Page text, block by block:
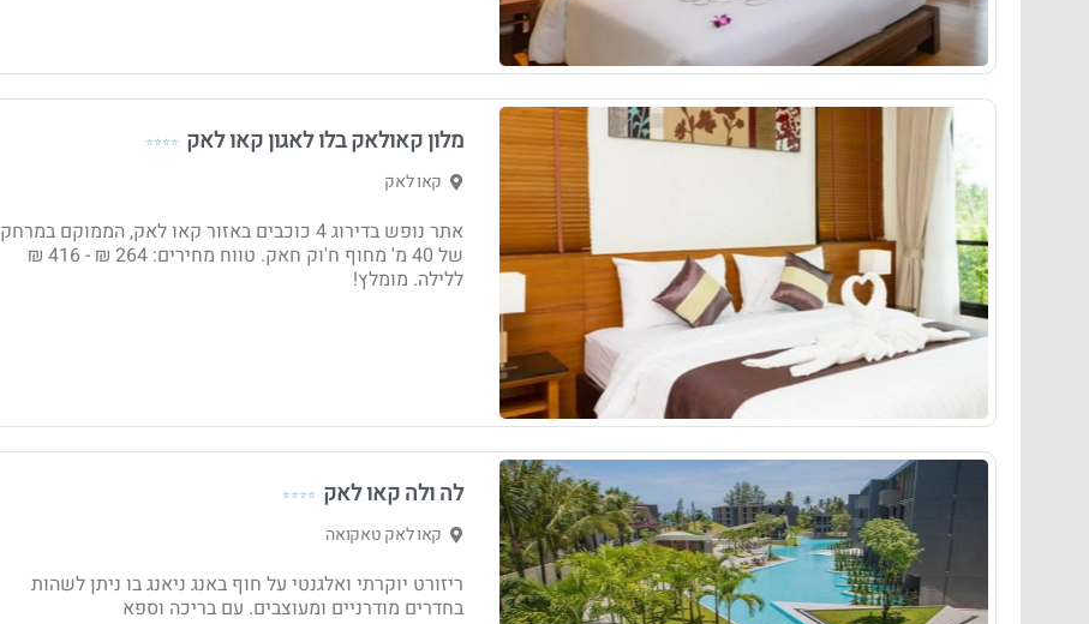
מלון קאולאק בלו לאגון קאו לאק ⭐⭐⭐⭐
קאו לאק
אתר נופש בדירוג 4 כוכבים באזור קאו לאק, הממוקם במרחק
של 40 מ' מחוף ח'וק חאק. טווח מחירים: 264 ₪ - ‏416 ₪
ללילה. מומלץ!
לה ולה קאו לאק ⭐⭐⭐⭐
קאו לאק טאקואה
ריזורט יוקרתי ואלגנטי על חוף באנג ניאנג בו ניתן לשהות
בחדרים מודרניים ומעוצבים. עם בריכה וספא